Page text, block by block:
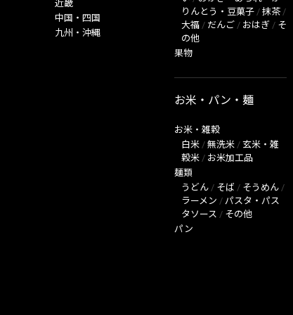
近畿
中国・四国
九州・沖縄
りんとう・豆菓子 / 抹茶 /
大福 / だんご / おはぎ / そ
の他
果物
お米・パン・麺
お米・雑穀
白米 / 無洗米 / 玄米・雑
穀米 / お米加工品
麺類
うどん / そば / そうめん /
ラーメン / パスタ・パス
タソース / その他
パン